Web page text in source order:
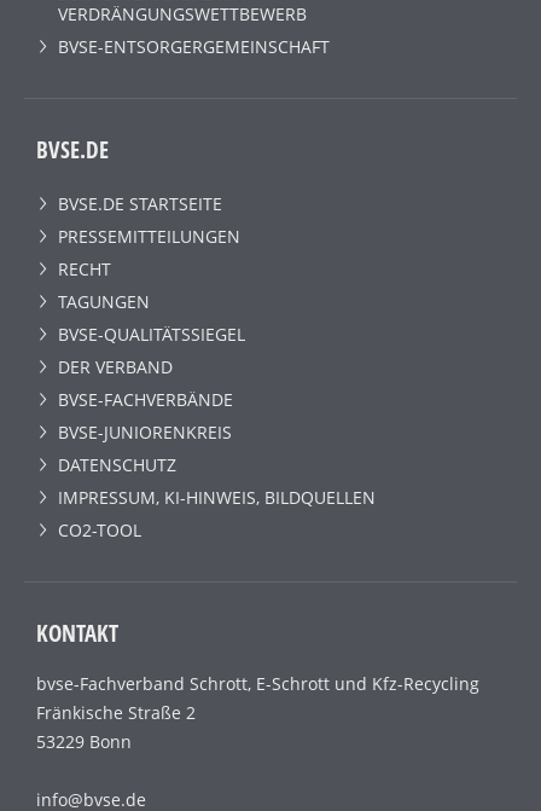
VERDRÄNGUNGSWETTBEWERB
BVSE-ENTSORGERGEMEINSCHAFT
BVSE.DE
BVSE.DE STARTSEITE
PRESSEMITTEILUNGEN
RECHT
TAGUNGEN
BVSE-QUALITÄTSSIEGEL
DER VERBAND
BVSE-FACHVERBÄNDE
BVSE-JUNIORENKREIS
DATENSCHUTZ
IMPRESSUM, KI-HINWEIS, BILDQUELLEN
CO2-TOOL
KONTAKT
bvse-Fachverband Schrott, E-Schrott und Kfz-Recycling
Fränkische Straße 2
53229 Bonn
info@bvse.de